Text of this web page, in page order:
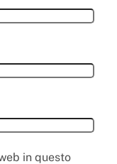
in questo